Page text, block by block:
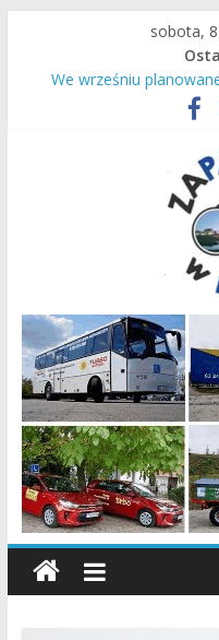
sobota,
Słodka niepamięć…
We wrześniu
Do Lichenia z konińskim
36. raz wyruszyli na
Czas intensywnej
w
Konin
wiadomości,
informacje,
sport,
Konin,
Koło,